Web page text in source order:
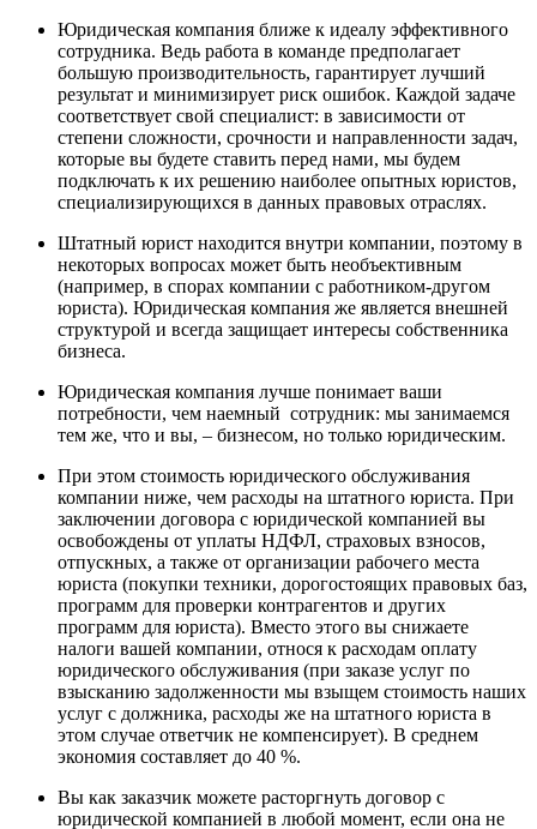
Юридическая компания ближе к идеалу эффективного
сотрудника. Ведь работа в команде предполагает
большую производительность, гарантирует лучший
результат и минимизирует риск ошибок. Каждой задаче
соответствует свой специалист: в зависимости от
степени сложности, срочности и направленности задач,
которые вы будете ставить перед нами, мы будем
подключать к их решению наиболее опытных юристов,
специализирующихся в данных правовых отраслях.
Штатный юрист находится внутри компании, поэтому в
некоторых вопросах может быть необъективным
(например, в спорах компании с работником-другом
юриста). Юридическая компания же является внешней
структурой и всегда защищает интересы собственника
бизнеса.
Юридическая компания лучше понимает ваши
потребности, чем наемный сотрудник: мы занимаемся
тем же, что и вы, – бизнесом, но только юридическим.
При этом стоимость юридического обслуживания
компании ниже, чем расходы на штатного юриста. При
заключении договора с юридической компанией вы
освобождены от уплаты НДФЛ, страховых взносов,
отпускных, а также от организации рабочего места
юриста (покупки техники, дорогостоящих правовых баз,
программ для проверки контрагентов и других
программ для юриста). Вместо этого вы снижаете
налоги вашей компании, относя к расходам оплату
юридического обслуживания (при заказе услуг по
взысканию задолженности мы взыщем стоимость наших
услуг с должника, расходы же на штатного юриста в
этом случае ответчик не компенсирует). В среднем
экономия составляет до 40 %.
Вы как заказчик можете расторгнуть договор с
юридической компанией в любой момент, если она не